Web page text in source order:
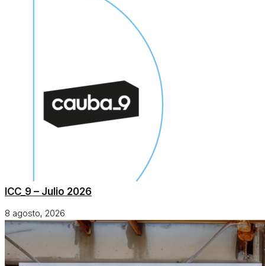
ICC_9 – Julio 2026
8 agosto, 2026